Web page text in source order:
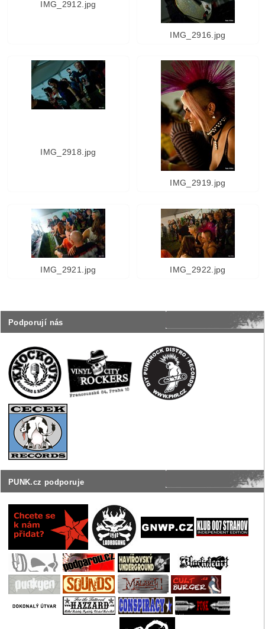
Podporují nás
PUNK.cz podporuje
IMG_2912.jpg
IMG_2916.jpg
IMG_2918.jpg
IMG_2919.jpg
IMG_2921.jpg IMG_2922.jpg